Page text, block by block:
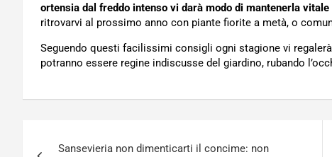
ortensia dal freddo intenso vi darà modo di mantenerla
ritrovarvi al prossimo anno con piante fiorite a metà, o
Seguendo questi facilissimi consigli ogni stagione vi
potranno essere regine indiscusse del giardino, rubando
Sansevieria non dimenticarti il concime: non